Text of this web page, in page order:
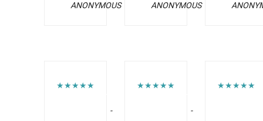
ANONYMOUS
ANONYMOUS
★★★★★
-
★★★★★
-
★★★★★